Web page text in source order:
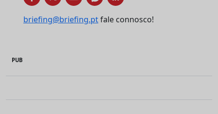
briefing@briefing.ptfale connosco!
PUB